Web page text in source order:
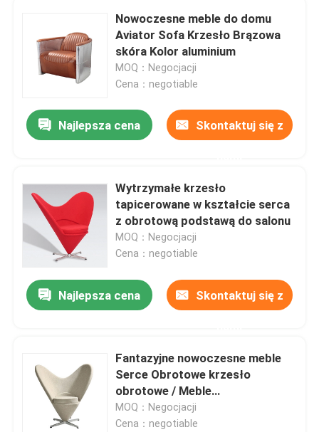
Nowoczesne meble do domu
Aviator Sofa Krzesło Brązowa
skóra Kolor aluminium
MOQ：Negocjacji
Cena：negotiable
Najlepsza cena Skontaktuj się z
Wytrzymałe krzesło
tapicerowane w kształcie serca
z obrotową podstawą do salonu
MOQ：Negocjacji
Cena：negotiable
Najlepsza cena Skontaktuj się z
Fantazyjne nowoczesne meble
Serce Obrotowe krzesło
obrotowe / Meble
wypoczynkowe
MOQ：Negocjacji
Cena：negotiable